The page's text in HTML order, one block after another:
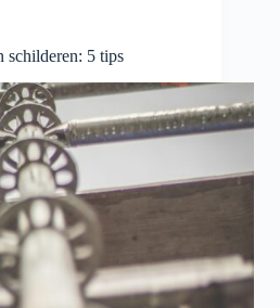
schilderen: 5 tips